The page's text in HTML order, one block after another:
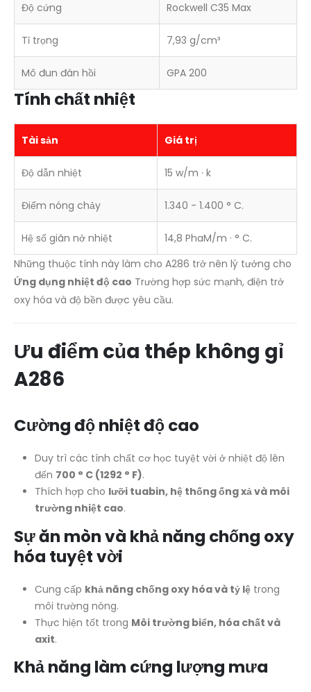
Độ cứng Rockwell C35 Max
Tỉ trọng 7,93 g/cm³
Mô đun đàn hồi GPA 200
Tính chất nhiệt
Tài sản Giá trị
Độ dẫn nhiệt 15 w/m · k
Điểm nóng chảy 1.340 - 1.400 ° C.
Hệ số giãn nở nhiệt
14,8 PhaM/m · ° C.
Những thuộc tính này làm cho A286 trở nên lý tưởng cho
Ứng dụng nhiệt độ cao Trường hợp sức mạnh, điện trở
oxy hóa và độ bền được yêu cầu.
Ưu điểm của thép không gỉ
A286
Cường độ nhiệt độ cao
Duy trì các tính chất cơ học tuyệt vời ở nhiệt độ lên
đến 700 ° C (1292 ° F).
Thích hợp cho lưỡi tuabin, hệ thống ống xả và môi
trường nhiệt cao.
Sự ăn mòn và khả năng chống oxy
hóa tuyệt vời
Cung cấp khả năng chống oxy hóa và tỷ lệtrong
môi trường nóng.
Thực hiện tốt trong Môi trường biển, hóa chất và
axit.
Khả năng làm cứng lượng mưa